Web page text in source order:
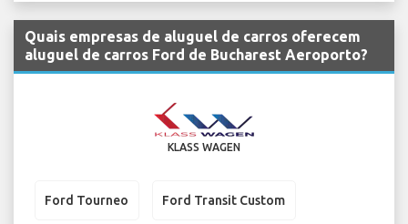
Quais empresas de aluguel de carros oferecem
aluguel de carros Ford de Bucharest Aeroporto?
KLASS WAGEN
Ford Tourneo Ford Transit Custom